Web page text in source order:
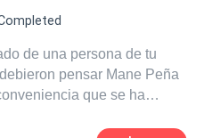
de una persona de tu
pensar Mane Peña
que se ha